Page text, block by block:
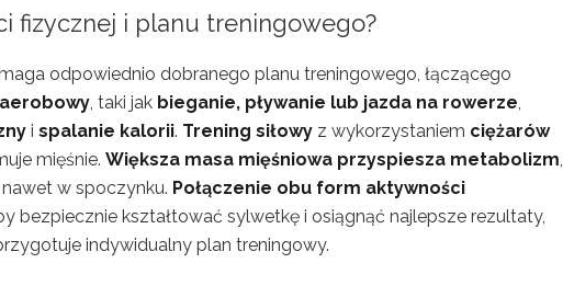
fizycznej i planu treningowego?
odpowiednio dobranego planu treningowego, łączącego
, taki jak bieganie, pływanie lub jazda na rowerze,
i spalanie kalorii. Trening siłowy z wykorzystaniem ciężarów
mięśnie. Większa masa mięśniowa przyspiesza metabolizm,
w spoczynku. Połączenie obu form aktywności
bezpiecznie kształtować sylwetkę i osiągnąć najlepsze rezultaty,
indywidualny plan treningowy.